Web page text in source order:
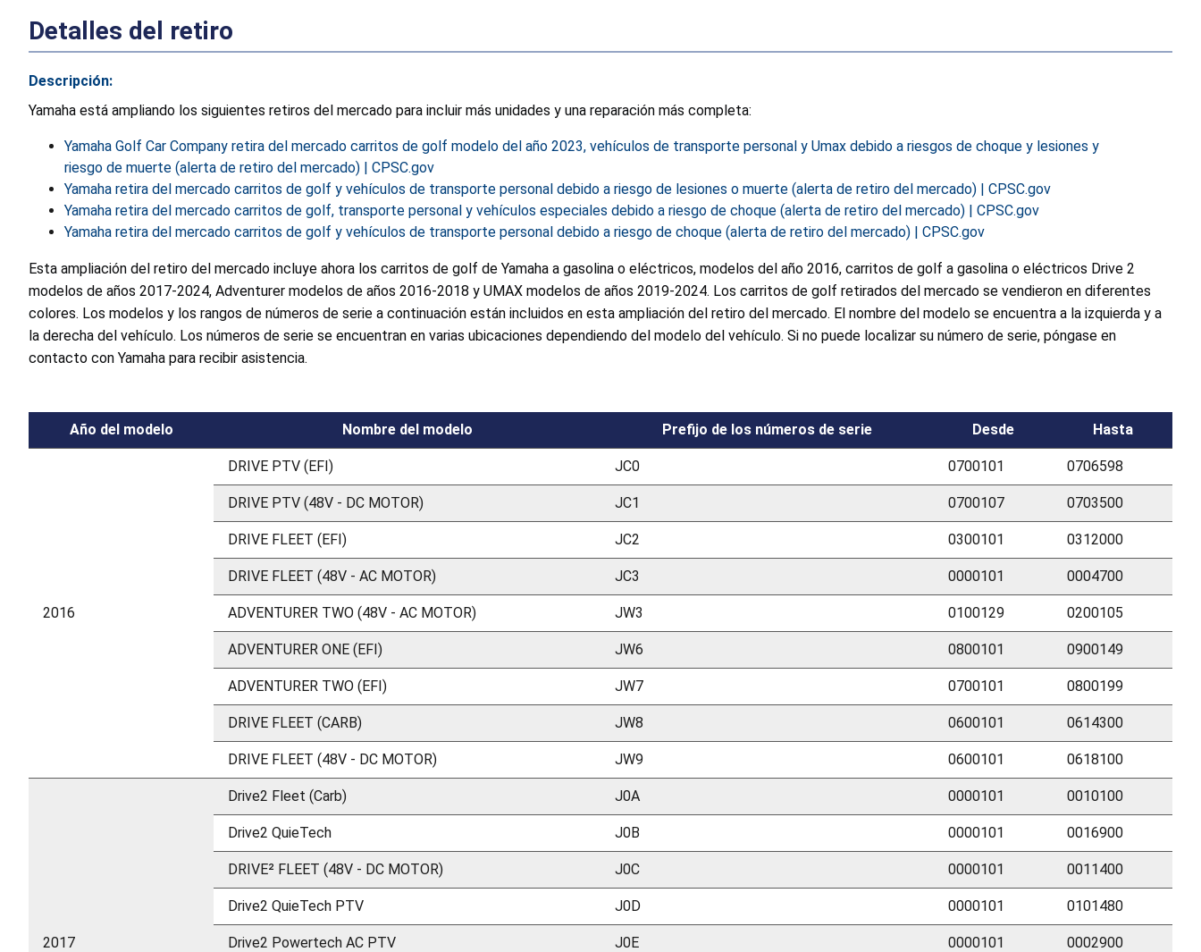
Detalles del retiro
Descripción:
Yamaha está ampliando los siguientes retiros del mercado para incluir más unidades y una reparación más completa:
Yamaha Golf Car Company retira del mercado carritos de golf modelo del año 2023, vehículos de transporte personal y Umax debido a riesgos de choque y lesiones y
riesgo de muerte (alerta de retiro del mercado) | CPSC.gov
Yamaha retira del mercado carritos de golf y vehículos de transporte personal debido a riesgo de lesiones o muerte (alerta de retiro del mercado) | CPSC.gov
Yamaha retira del mercado carritos de golf, transporte personal y vehículos especiales debido a riesgo de choque (alerta de retiro del mercado) | CPSC.gov
Yamaha retira del mercado carritos de golf y vehículos de transporte personal debido a riesgo de choque (alerta de retiro del mercado) | CPSC.gov
Esta ampliación del retiro del mercado incluye ahora los carritos de golf de Yamaha a gasolina o eléctricos, modelos del año 2016, carritos de golf a gasolina o eléctricos Drive 2
modelos de años 2017-2024, Adventurer modelos de años 2016-2018 y UMAX modelos de años 2019-2024. Los carritos de golf retirados del mercado se vendieron en diferentes
colores. Los modelos y los rangos de números de serie a continuación están incluidos en esta ampliación del retiro del mercado. El nombre del modelo se encuentra a la izquierda y a
la derecha del vehículo. Los números de serie se encuentran en varias ubicaciones dependiendo del modelo del vehículo. Si no puede localizar su número de serie, póngase en
contacto con Yamaha para recibir asistencia.
Año del modelo Nombre del modelo Prefijo de los números de serie Desde Hasta
2016
DRIVE PTV (EFI) JC0 0700101 0706598
DRIVE PTV (48V - DC MOTOR) JC1 0700107 0703500
DRIVE FLEET (EFI) JC2 0300101 0312000
DRIVE FLEET (48V - AC MOTOR) JC3 0000101 0004700
ADVENTURER TWO (48V - AC MOTOR) JW3 0100129 0200105
ADVENTURER ONE (EFI) JW6 0800101 0900149
ADVENTURER TWO (EFI) JW7 0700101 0800199
DRIVE FLEET (CARB) JW8 0600101 0614300
DRIVE FLEET (48V - DC MOTOR) JW9 0600101 0618100
2017
Drive2 Fleet (Carb) J0A 0000101 0010100
Drive2 QuieTech J0B 0000101 0016900
DRIVE² FLEET (48V - DC MOTOR) J0C 0000101 0011400
Drive2 QuieTech PTV J0D 0000101 0101480
Drive2 Powertech AC PTV J0E 0000101 0002900